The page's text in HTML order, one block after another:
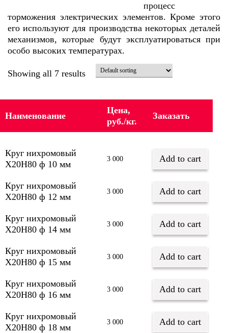
процесс
торможения электрических элементов. Кроме этого
его используют для производства некоторых деталей
механизмов, которые будут эксплуатироваться при
особо высоких температурах.
Showing all 7 results
Наименование
Цена,
руб./кг.
Заказать
Круг нихромовый
Х20Н80 ф 10 мм
3 000 Add to cart
Круг нихромовый
Х20Н80 ф 12 мм
3 000 Add to cart
Круг нихромовый
Х20Н80 ф 14 мм
3 000 Add to cart
Круг нихромовый
Х20Н80 ф 15 мм
3 000 Add to cart
Круг нихромовый
Х20Н80 ф 16 мм
3 000 Add to cart
Круг нихромовый
Х20Н80 ф 18 мм
3 000 Add to cart